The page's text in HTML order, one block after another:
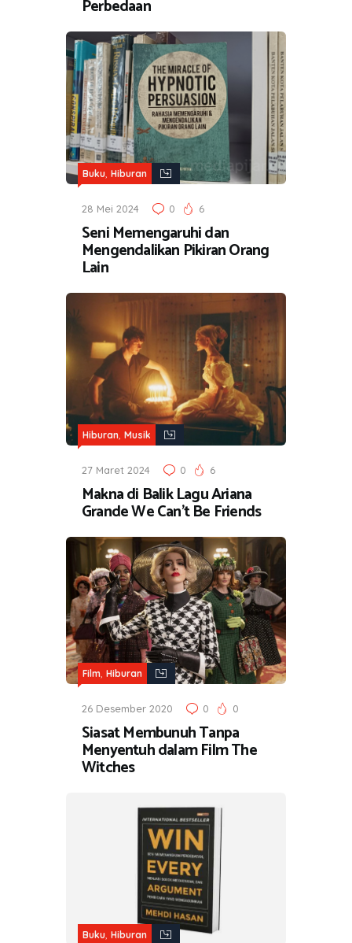
Perbedaan
Buku, Hiburan
28 Mei 2024 0 6
Seni Memengaruhi dan
Mengendalikan Pikiran Orang
Lain
Hiburan, Musik
27 Maret 2024 0 6
Makna di Balik Lagu Ariana
Grande We Can’t Be Friends
Film, Hiburan
26 Desember 2020 0 0
Siasat Membunuh Tanpa
Menyentuh dalam Film The
Witches
Buku, Hiburan